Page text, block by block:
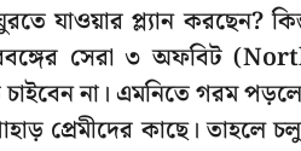
যাওয়ার প্ল্যান করছেন?
সেরা ৩ অফবিট
না। এমনিতে গরম
প্রেমীদের কাছে। তাহলে